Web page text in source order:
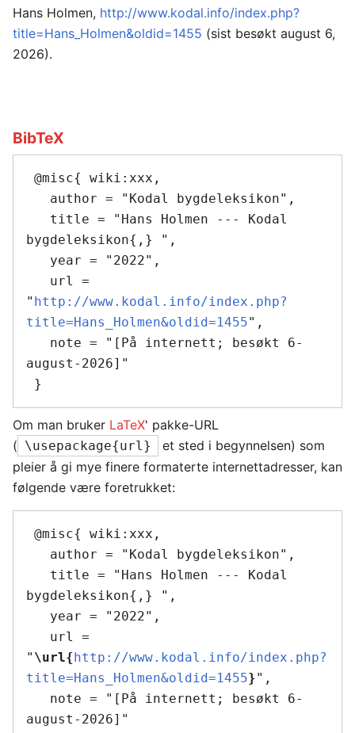
Hans Holmen, http://www.kodal.info/index.php?
title=Hans_Holmen&oldid=1455 (sist besøkt august 6,
2026).
BibTeX
bygdeleksikon{,} ",
" http://www.kodal.info/index.php?
title=Hans_Holmen&oldid=1455",
august-2026]"
Om man bruker LaTeX' pakke-URL
( \usepackage{url}
et sted i begynnelsen) som
pleier å gi mye finere formaterte internettadresser, kan
følgende være foretrukket:
bygdeleksikon{,} ",
" \url{http://www.kodal.info/index.php?
title=Hans_Holmen&oldid=1455}",
august-2026]"